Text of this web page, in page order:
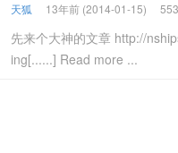
天狐 13年前 (2014-01-15)
先来个大神的文章 http://
ing[......] Read more ...